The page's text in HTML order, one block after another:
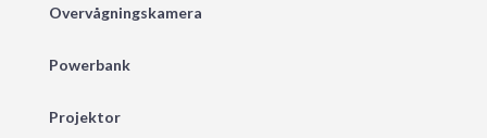
Overvågningskamera
Powerbank
Projektor